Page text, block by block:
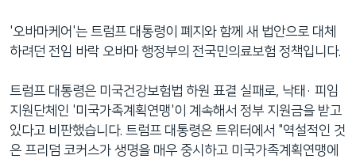
'오바마케어'는 트럼프 대통령이 폐지와 함께 새 법안으로 대체
하려던 전임 바락 오바마 행정부의 전국민의료보험 정책입니다.
트럼프 대통령은 미국건강보험법 하원 표결 실패로, 낙태· 피임
지원단체인 '미국가족계획연맹'이 계속해서 정부 지원금을 받고
있다고 비판했습니다. 트럼프 대통령은 트위터에서 "역설적인 것
은 프리덤 코커스가 생명을 매우 중시하고 미국가족계획연맹에